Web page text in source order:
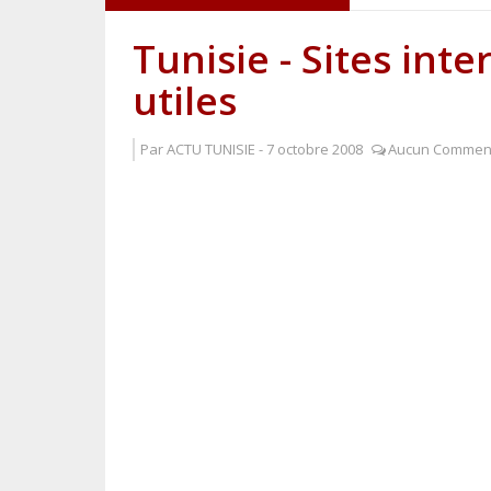
Ligue 2 :
Tunisie - Sites
utiles
ParACTU TUNISIE - 7 octobre 2008 Aucun